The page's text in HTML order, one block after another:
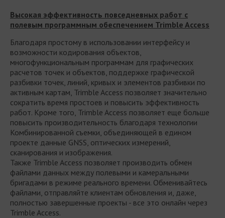
Высокая эффективность повседневных работ с
полевым программным обеспечением Trimble Access
Благодаря простому в использовании интерфейсу и
возможности кодирования объектов,
многофункциональным программам для графических
расчетов точек и объектов, поддержке графической
разбивки точек, линий, кривых и элементов разбивки по
активным картам, Trimble Access позволяет значительно
сократить время простоев и повысить эффективность
работ. Кроме того, Trimble Access позволяет еще больше
повысить производительность благодаря технологии
Комбинированной съемки, объединяющей в едином
проекте данные GNSS, оптических измерений,
сканирования и изображения.
Также Trimble Access позволяет производить обмен
файлами данных между полевыми и камеральными
бригадами в режиме реального времени. Обменивайтесь
файлами, отправляйте клиентам обновления и, даже,
полностью завершенные проекты - все это онлайн через
Trimble Access.